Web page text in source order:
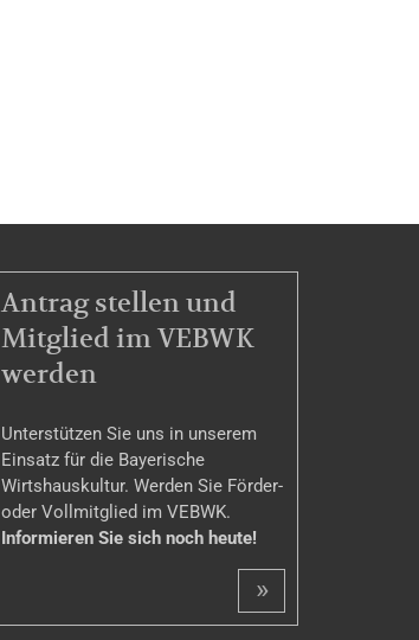
MITGLIEDSCHAFT
Antrag stellen und
Mitglied im VEBWK
werden
Unterstützen Sie uns in unserem
Einsatz für die Bayerische
Wirtshauskultur. Werden Sie Förder-
oder Vollmitglied im VEBWK.
Informieren Sie sich noch heute!
»